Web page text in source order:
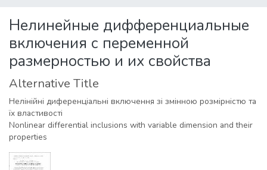
Statistics
Нелинейные дифференциальные
включения с переменной
размерностью и их свойства
Alternative Title
Нелінійні диференціальні включення зі змінною розмірністю та
їх властивості
Nonlinear differential inclusions with variable dimension and their
properties